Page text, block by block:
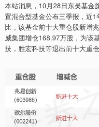
本站消息，10月28日东吴基金
置混合型基金公布三季报，近
比，该基金前十大重仓股新增
威集团增仓168.97万股，为该
技，胜宏科技等退出前十大重